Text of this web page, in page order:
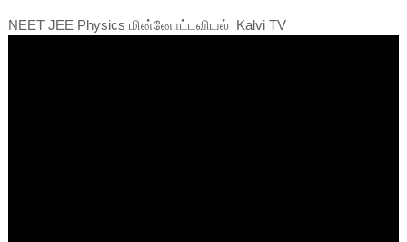
NEET JEE Physics மின்னோட்டவியல் Kalvi TV